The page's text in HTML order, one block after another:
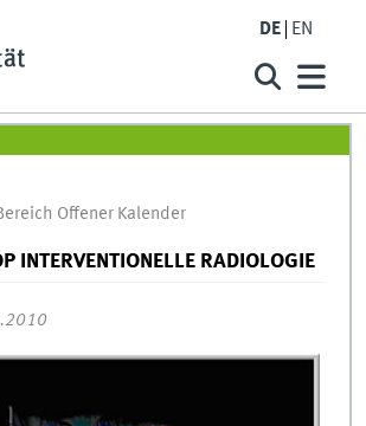
DE EN
Offener Kalender
INTERVENTIONELLE RADIOLOGIE